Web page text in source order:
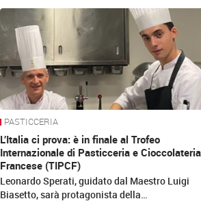
PASTICCERIA
L’Italia ci prova: è in finale al Trofeo
Internazionale di Pasticceria e Cioccolateria
Francese (TIPCF)
Leonardo Sperati, guidato dal Maestro Luigi
Biasetto, sarà protagonista della…